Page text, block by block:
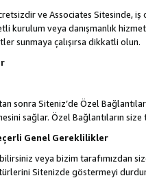
ve Associates Sitesinde,
kurulum veya danışmanlık
sunmaya çalışırsa dikkatli olun.
sonra Siteniz’de Özel
sağlar. Özel Bağlantıların
Genel Gereklilikler
veya bizim tarafımızdan
Sitenizde göstermeyi